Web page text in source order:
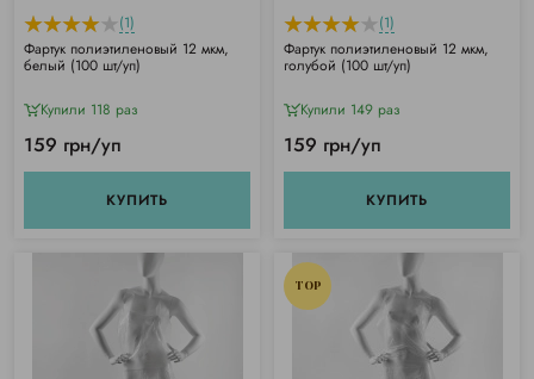
(1)
Фартук полиэтиленовый 12 мкм,
белый (100 шт/уп)
Купили 118 раз
159 грн/уп
КУПИТЬ
(1)
Фартук полиэтиленовый 12 мкм,
голубой (100 шт/уп)
Купили 149 раз
159 грн/уп
КУПИТЬ
TOP